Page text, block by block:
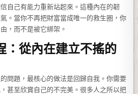
自己有能力重新站起來。這種內在的韌
。當你不再把財富當成唯一的救生圈，你
，而不是被它綁架。
：從內在建立不搖的
問題，最核心的做法是回歸自我。你需要
甚至欣賞自己的不完美。很多人之所以把